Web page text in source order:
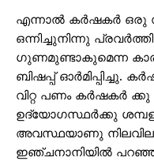
എന്നാൽ കർഷകർ ഒരു
ഒന്നിച്ചുനിന്നു
ഗുണമുണ്ടാകുമെന്ന
ബിഷപ്പ് ഓർമിപ്പിച്ചു.
വിറ്റ പണം കർഷകർ
ഉദ്യോഗസ്ഥർക്കു
അവസ്ഥയാണു
ഇഞ്ചനാനിയിൽ